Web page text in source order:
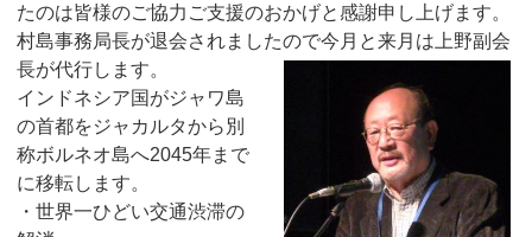
たのは皆様のご協力ご支援のおかげと感謝申し上げます。
村島事務局長が退会されましたので今月と来月は上野副会
長が代行します。
インドネシア国がジャワ島
の首都をジャカルタから別
称ボルネオ島へ2045年まで
に移転します。
・世界一ひどい交通渋滞の